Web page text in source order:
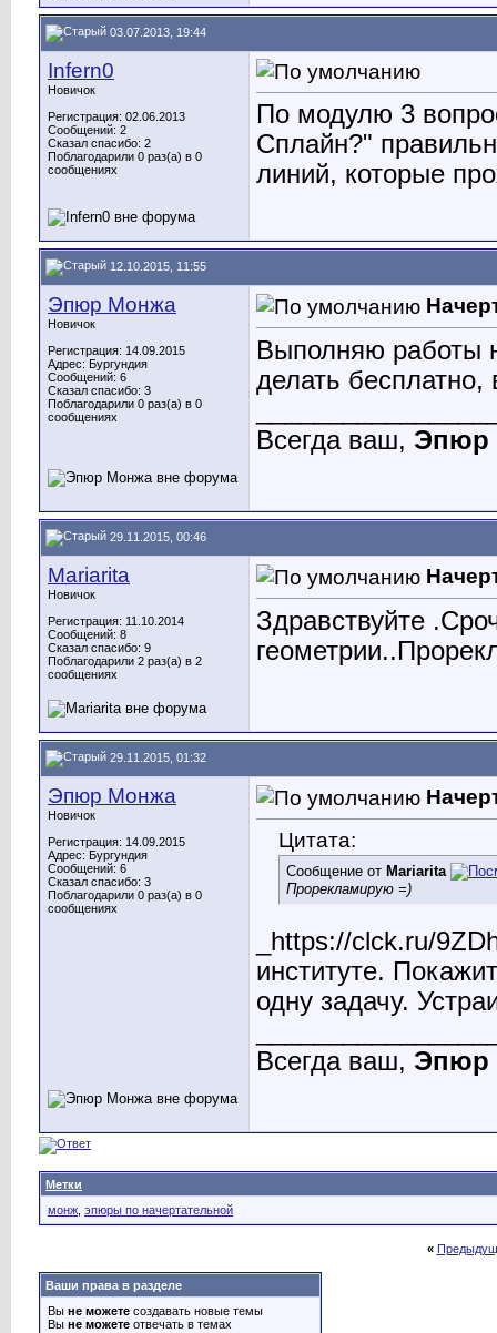
03.07.2013, 19:44
Infern0
Новичок
Регистрация: 02.06.2013
Сообщений: 2
Сказал спасибо: 2
Поблагодарили 0 раз(а) в 0
сообщениях
По модулю 3
Сплайн?"
линий, которые
12.10.2015, 11:55
Эпюр Монжа
Новичок
Регистрация: 14.09.2015
Адрес: Бургундия
Сообщений: 6
Сказал спасибо: 3
Поблагодарили 0 раз(а) в 0
сообщениях
Выполняю работы
делать
Всегда ваш, Эпюр
29.11.2015, 00:46
Mariarita
Новичок
Регистрация: 11.10.2014
Сообщений: 8
Сказал спасибо: 9
Поблагодарили 2 раз(а) в 2
сообщениях
Здравствуйте
29.11.2015, 01:32
Эпюр Монжа
Новичок
Регистрация: 14.09.2015
Адрес: Бургундия
Сообщений: 6
Сказал спасибо: 3
Поблагодарили 0 раз(а) в 0
сообщениях
Цитата:
Сообщение от Mariarita
Прорекламирую =)
_https://clck.ru/
институте.
одну задачу.
Всегда ваш, Эпюр
Метки
монж эпюры по начертательной
«
Ваши права в разделе
Вы не можете создавать новые темы
Вы не можете отвечать в темах